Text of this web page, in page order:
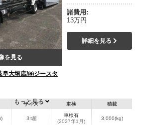
を見る
大垣店/㈱ジースタ
諸費用:
13万円
詳細を見る
サイズ
３t超
車検
車検有
(2027年1月)
積載
3,000(kg)
もっと見る